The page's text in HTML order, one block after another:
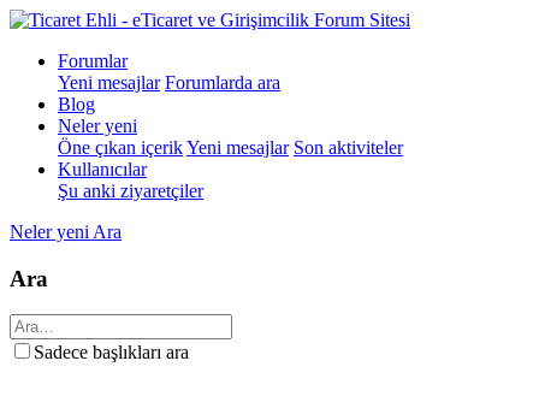
Forumlar
Yeni mesajlar Forumlarda ara
Blog
Neler yeni
Öne çıkan içerikYeni mesajlar Son aktiviteler
Kullanıcılar
Şu anki ziyaretçiler
Neler yeni Ara
Ara
Sadece başlıkları ara